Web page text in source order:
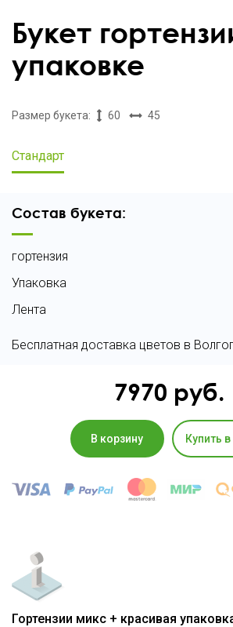
Букет
упаковке
Размер букета: 60 45
Стандарт
Состав букета:
гортензия
Упаковка
Лента
Бесплатная доставка цветов в
7970 руб.
В корзину Купить
Гортензии микс + красивая